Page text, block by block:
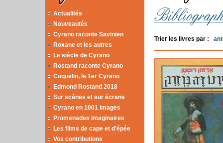
Actualités
Nouveautés
Cyrano raconte Savinien
Roxane et les autres
Le siècle de Cyrano
Rostand raconte Cyrano
Coquelin, le 1er Cyrano
Edmond Rostand 2018
Sur scènes et sur écrans
Cyrano en 1001 images
Promenades imaginaires
Les films de cape et d'épée
Vos contributions
Trier les livres par :